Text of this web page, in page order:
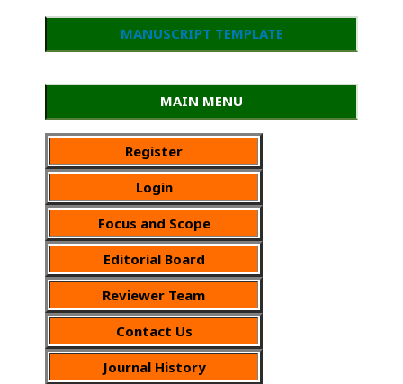
MANUSCRIPT TEMPLATE
MAIN MENU
Register
Login
Focus and Scope
Editorial Board
Reviewer Team
Contact Us
Journal History